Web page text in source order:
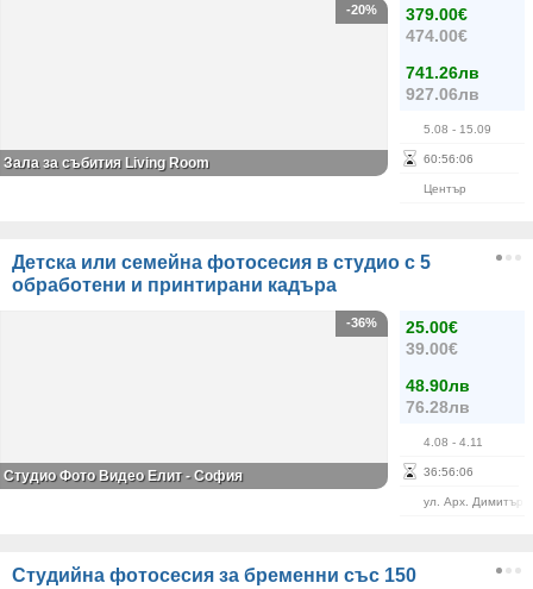
379.00€
474.00€
741.26лв
927.06лв
5.08 - 15.09
60:56:06
Център
-20%
Зала за събития Living Room
Детска или семейна фотосесия в студио с 5
обработени и принтирани кадъра
25.00€
39.00€
48.90лв
76.28лв
4.08 - 4.11
36:56:06
ул. Арх. Димитър
-36%
Студио Фото Видео Елит - София
Студийна фотосесия за бременни със 150